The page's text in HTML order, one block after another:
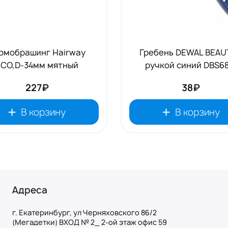
Hairway
34мм мятный
227₽
В корзину
Гребень DEWAL
ручкой синий
38₽
В корзину
Адреса
г. Екатеринбург, ул Черняховского 86/2
(Мегадетки) ВХОД № 2_ 2-ой этаж офис 59